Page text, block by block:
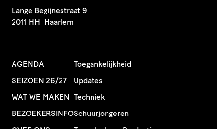
​Lange Begijnestraat 9
2011 HH Haarlem
AGENDA
SEIZOEN 26/27
WAT WE MAKEN
BEZOEKERSINFO
Toegankelijkheid
Updates
Techniek
Schuurjongeren